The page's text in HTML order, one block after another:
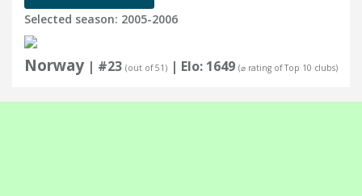
Selected season: 2005-2006
Norway | #23 (out of 51) | Elo: 1649 (⌀ rating of Top 10 clubs)